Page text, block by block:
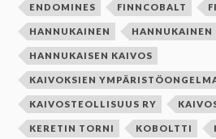
ENDOMINES FINNCOBALT
HANNUKAINEN HANNUKAINEN
HANNUKAISEN KAIVOS
KAIVOKSIEN
KAIVOSTEOLLISUUS RY
KERETIN TORNI KOBOLTTI